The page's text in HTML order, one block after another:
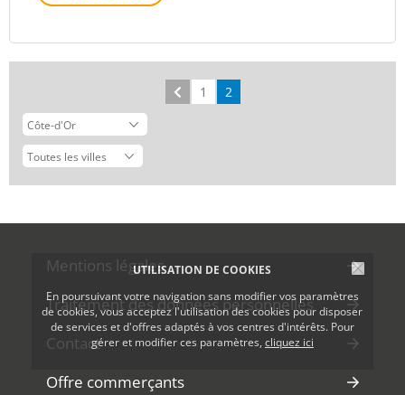
UTILISATION DE COOKIES
En poursuivant votre navigation sans modifier vos paramètres
de cookies, vous acceptez l'utilisation des cookies pour disposer
de services et d'offres adaptés à vos centres d'intérêts. Pour
gérer et modifier ces paramètres, cliquez ici
Précédent
1 2
Mentions légales
Traitement des données personnelles
Contact
Offre commerçants